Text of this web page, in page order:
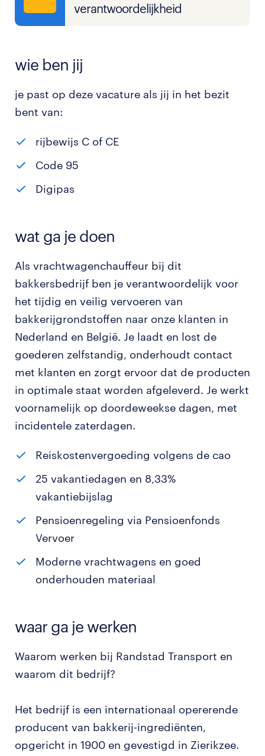
verantwoordelijkheid
wie ben jij
je past op deze vacature als jij in het bezit
bent van:
rijbewijs C of CE
Code 95
Digipas
wat ga je doen
Als vrachtwagenchauffeur bij dit
bakkersbedrijf ben je verantwoordelijk voor
het tijdig en veilig vervoeren van
bakkerijgrondstoffen naar onze klanten in
Nederland en België. Je laadt en lost de
goederen zelfstandig, onderhoudt contact
met klanten en zorgt ervoor dat de producten
in optimale staat worden afgeleverd. Je werkt
voornamelijk op doordeweekse dagen, met
incidentele zaterdagen.
Reiskostenvergoeding volgens de cao
25 vakantiedagen en 8,33%
vakantiebijslag
Pensioenregeling via Pensioenfonds
Vervoer
Moderne vrachtwagens en goed
onderhouden materiaal
waar ga je werken
Waarom werken bij Randstad Transport en
waarom dit bedrijf?
Het bedrijf is een internationaal opererende
producent van bakkerij-ingrediënten,
opgericht in 1900 en gevestigd in Zierikzee.